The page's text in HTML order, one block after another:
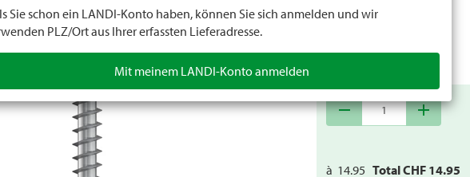
Norm: RN 9250.
remove add
à 14.95 Total CHF 14.95
Sie schon ein LANDI-Konto haben, können Sie sich anmelden und wir
PLZ/Ort aus Ihrer erfassten Lieferadresse.
Mit meinem LANDI-Konto anmelden